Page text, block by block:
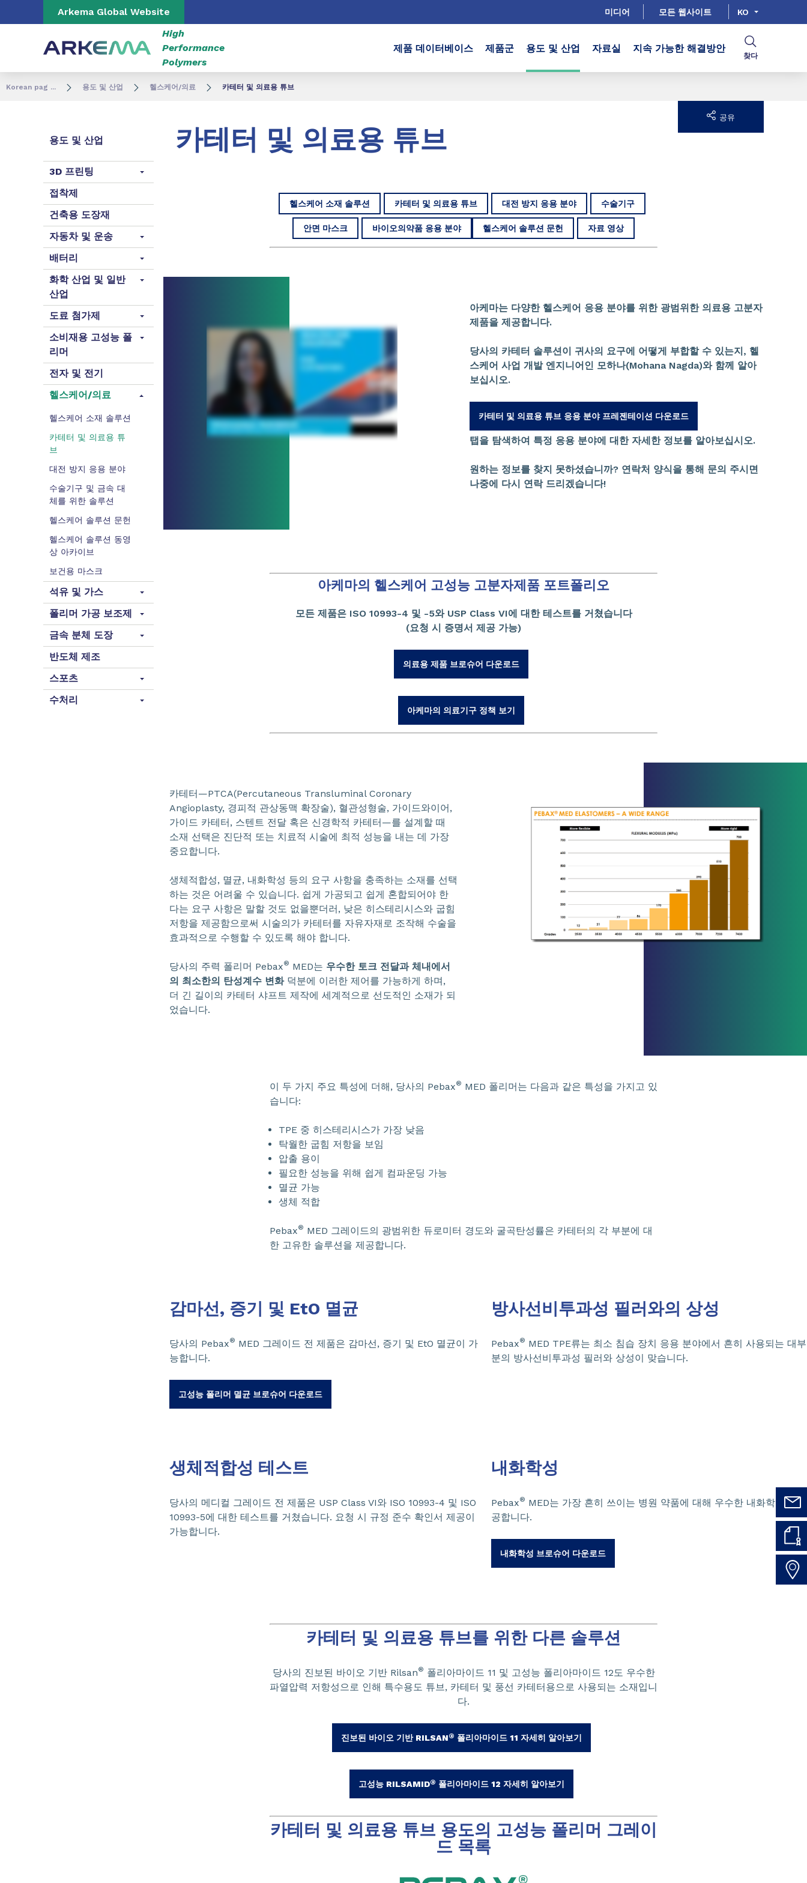
Go to content Go to navigation
Arkema Global Website 미디어 모든 웹사이트 KO
High
Performance
Polymers
제품 데이터베이스 제품군 용도 및 산업 자료실 지속 가능한 해결방안
찾다
Korean pag ... 용도 및 산업 헬스케어/의료 카테터 및 의료용 튜브
용도 및 산업
3D 프린팅
접착제
건축용 도장재
자동차 및 운송
배터리
화학 산업 및 일반
산업
도료 첨가제
소비재용 고성능 폴
리머
전자 및 전기
헬스케어/의료
헬스케어 소재 솔루션
카테터 및 의료용 튜
브
대전 방지 응용 분야
수술기구 및 금속 대
체를 위한 솔루션
헬스케어 솔루션 문헌
헬스케어 솔루션 동영
상 아카이브
보건용 마스크
석유 및 가스
폴리머 가공 보조제
금속 분체 도장
반도체 제조
스포츠
수처리
카테터 및 의료용 튜브
공유
헬스케어 소재 솔루션 카테터 및 의료용 튜브 대전 방지 응용 분야 수술기구
안면 마스크 바이오의약품 응용 분야 헬스케어 솔루션 문헌 자료 영상
아케마는 다양한 헬스케어 응용 분야를 위한 광범위한 의료용 고분자
제품을 제공합니다.
당사의 카테터 솔루션이 귀사의 요구에 어떻게 부합할 수 있는지, 헬
스케어 사업 개발 엔지니어인 모하나(Mohana Nagda)와 함께 알아
보십시오.
카테터 및 의료용 튜브 응용 분야 프레젠테이션 다운로드
탭을 탐색하여 특정 응용 분야에 대한 자세한 정보를 알아보십시오.
원하는 정보를 찾지 못하셨습니까? 연락처 양식을 통해 문의 주시면
나중에 다시 연락 드리겠습니다!
아케마의 헬스케어 고성능 고분자제품 포트폴리오
모든 제품은 ISO 10993-4 및 -5와 USP Class VI에 대한 테스트를 거쳤습니다
(요청 시 증명서 제공 가능)
의료용 제품 브로슈어 다운로드
아케마의 의료기구 정책 보기
카테터—PTCA(Percutaneous Transluminal Coronary
Angioplasty, 경피적 관상동맥 확장술), 혈관성형술, 가이드와이어,
가이드 카테터, 스텐트 전달 혹은 신경학적 카테터—를 설계할 때
소재 선택은 진단적 또는 치료적 시술에 최적 성능을 내는 데 가장
중요합니다.
생체적합성, 멸균, 내화학성 등의 요구 사항을 충족하는 소재를 선택
하는 것은 어려울 수 있습니다. 쉽게 가공되고 쉽게 혼합되어야 한
다는 요구 사항은 말할 것도 없을뿐더러, 낮은 히스테리시스와 굽힘
저항을 제공함으로써 시술의가 카테터를 자유자재로 조작해 수술을
효과적으로 수행할 수 있도록 해야 합니다.
당사의 주력 폴리머 Pebax® MED는 우수한 토크 전달과 체내에서
의 최소한의 탄성계수 변화덕분에 이러한 제어를 가능하게 하며,
더 긴 길이의 카테터 샤프트 제작에 세계적으로 선도적인 소재가 되
었습니다.
이 두 가지 주요 특성에 더해, 당사의 Pebax® MED 폴리머는 다음과 같은 특성을 가지고 있
습니다:
TPE 중 히스테리시스가 가장 낮음
탁월한 굽힘 저항을 보임
압출 용이
필요한 성능을 위해 쉽게 컴파운딩 가능
멸균 가능
생체 적합
Pebax® MED 그레이드의 광범위한 듀로미터 경도와 굴곡탄성률은 카테터의 각 부분에 대
한 고유한 솔루션을 제공합니다.
감마선, 증기 및 EtO 멸균
당사의 Pebax® MED 그레이드 전 제품은 감마선, 증기 및 EtO 멸균이 가
능합니다.
고성능 폴리머 멸균 브로슈어 다운로드
방사선비투과성 필러와의 상성
Pebax® MED TPE류는 최소 침습 장치 응용 분야에서 흔히 사용되는 대부
분의 방사선비투과성 필러와 상성이 맞습니다.
생체적합성 테스트
당사의 메디컬 그레이드 전 제품은 USP Class VI와 ISO 10993-4 및 ISO
10993-5에 대한 테스트를 거쳤습니다. 요청 시 규정 준수 확인서 제공이
가능합니다.
내화학성
Pebax® MED는 가장 흔히 쓰이는 병원 약품에 대해 우수한 내화학성을 제
공합니다.
내화학성 브로슈어 다운로드
카테터 및 의료용 튜브를 위한 다른 솔루션
당사의 진보된 바이오 기반 Rilsan® 폴리아마이드 11 및 고성능 폴리아마이드 12도 우수한
파열압력 저항성으로 인해 특수용도 튜브, 카테터 및 풍선 카테터용으로 사용되는 소재입니
다.
진보된 바이오 기반 RILSAN® 폴리아마이드 11 자세히 알아보기
고성능 RILSAMID® 폴리아마이드 12 자세히 알아보기
카테터 및 의료용 튜브 용도의 고성능 폴리머 그레이
드 목록